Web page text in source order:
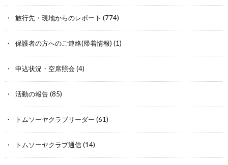
旅行先・現地からのレポート (774)
保護者の方へのご連絡(帰着情報) (1)
申込状況・空席照会 (4)
活動の報告(85)
トムソーヤクラブリーダー (61)
トムソーヤクラブ通信(14)